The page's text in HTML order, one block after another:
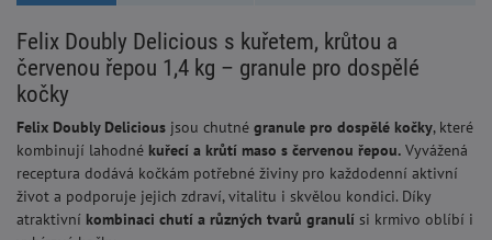
Felix Doubly Delicious s kuřetem, krůtou a
červenou řepou 1,4 kg – granule pro dospělé
kočky
Felix Doubly Delicious jsou chutné granule pro dospělé kočky, které
kombinují lahodné kuřecí a krůtí maso s červenou řepou. Vyvážená
receptura dodává kočkám potřebné živiny pro každodenní aktivní
život a podporuje jejich zdraví, vitalitu i skvělou kondici. Díky
atraktivní kombinaci chutí a různých tvarů granulí si krmivo oblíbí i